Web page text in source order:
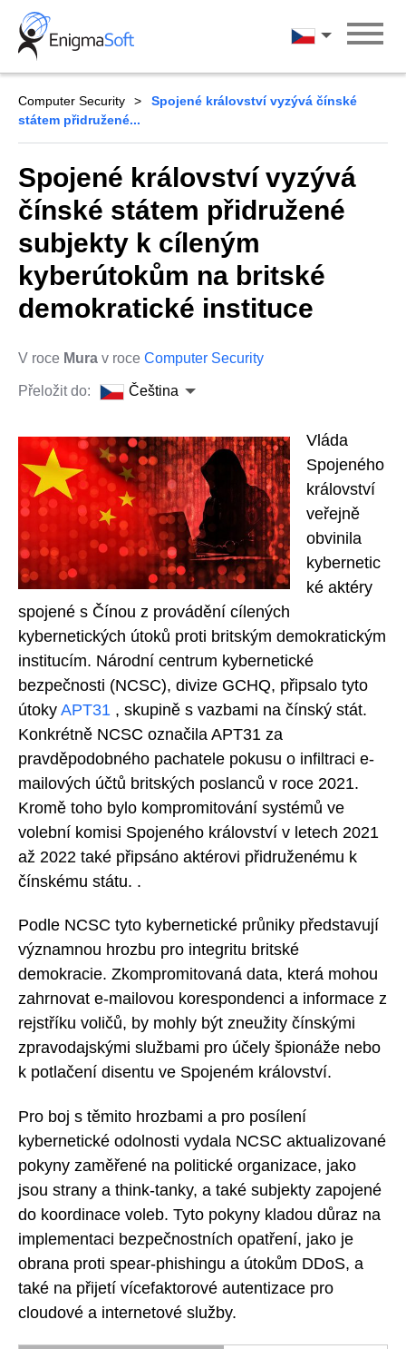
Skip
content
Čeština
Computer Security
Spojené království vyzývá čínské
státem přidružené...
Spojené království vyzývá
čínské státem přidružené
subjekty k cíleným
kyberútokům na britské
demokratické instituce
V roce Mura v roce Computer Security
Přeložit do: Čeština
Vláda
Spojeného
království
veřejně
obvinila
kybernetic
ké aktéry
spojené s Čínou z provádění cílených
kybernetických útoků proti britským demokratickým
institucím. Národní centrum kybernetické
bezpečnosti (NCSC), divize GCHQ, připsalo tyto
útoky APT31 , skupině s vazbami na čínský stát.
Konkrétně NCSC označila APT31 za
pravděpodobného pachatele pokusu o infiltraci e-
mailových účtů britských poslanců v roce 2021.
Kromě toho bylo kompromitování systémů ve
volební komisi Spojeného království v letech 2021
až 2022 také připsáno aktérovi přidruženému k
čínskému státu. .
Podle NCSC tyto kybernetické průniky představují
významnou hrozbu pro integritu britské
demokracie. Zkompromitovaná data, která mohou
zahrnovat e-mailovou korespondenci a informace z
rejstříku voličů, by mohly být zneužity čínskými
zpravodajskými službami pro účely špionáže nebo
k potlačení disentu ve Spojeném království.
Pro boj s těmito hrozbami a pro posílení
kybernetické odolnosti vydala NCSC aktualizované
pokyny zaměřené na politické organizace, jako
jsou strany a think-tanky, a také subjekty zapojené
do koordinace voleb. Tyto pokyny kladou důraz na
implementaci bezpečnostních opatření, jako je
obrana proti spear-phishingu a útokům DDoS, a
také na přijetí vícefaktorové autentizace pro
cloudové a internetové služby.